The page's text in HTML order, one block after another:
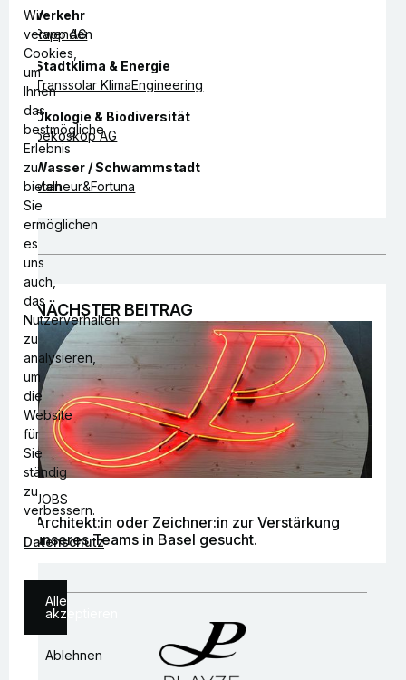
Verkehr
Rapp AG
Stadtklima & Energie
Transsolar KlimaEngineering
Ökologie & Biodiversität
oekoskop AG
Wasser / Schwammstadt
Malheur&Fortuna
NÄCHSTER BEITRAG
JOBS
Architekt:in oder Zeichner:in zur Verstärkung
unseres Teams in Basel gesucht.
Wir
verwenden
Cookies,
um
Ihnen
das
bestmögliche
Erlebnis
zu
bieten.
Sie
ermöglichen
es
uns
auch,
das
Nutzerverhalten
zu
analysieren,
um
die
Website
für
Sie
ständig
zu
verbessern.
Datenschutz
Alle
akzeptieren
Ablehnen